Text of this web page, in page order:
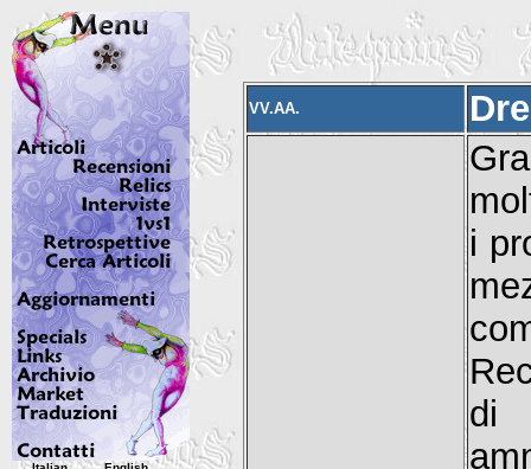
VV.AA.
i
di